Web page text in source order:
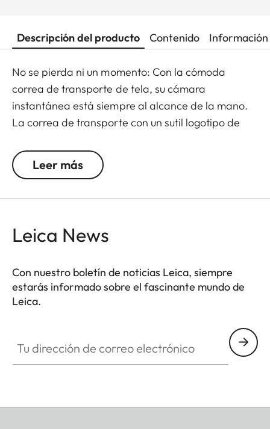
Descripción del producto Contenido
No se pierda ni un momento: Con la cómoda
correa de transporte de tela, su cámara
instantánea está siempre al alcance de la mano.
La correa de transporte con un sutil logotipo de
cámara mediante un cierre, y está disponible en
las opciones de color negro-rojo y negro-gris claro.
Leer más
Leica News
Con nuestro boletín de noticias Leica, siempre
estarás informado sobre el fascinante mundo de
Leica.